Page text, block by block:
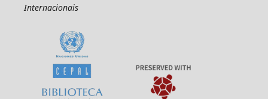
Internacionais